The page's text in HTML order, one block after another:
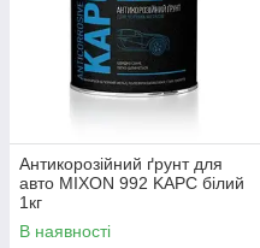
Антикорозійний ґрунт для
авто MIXON 992 KAPC білий
1кг
В наявності